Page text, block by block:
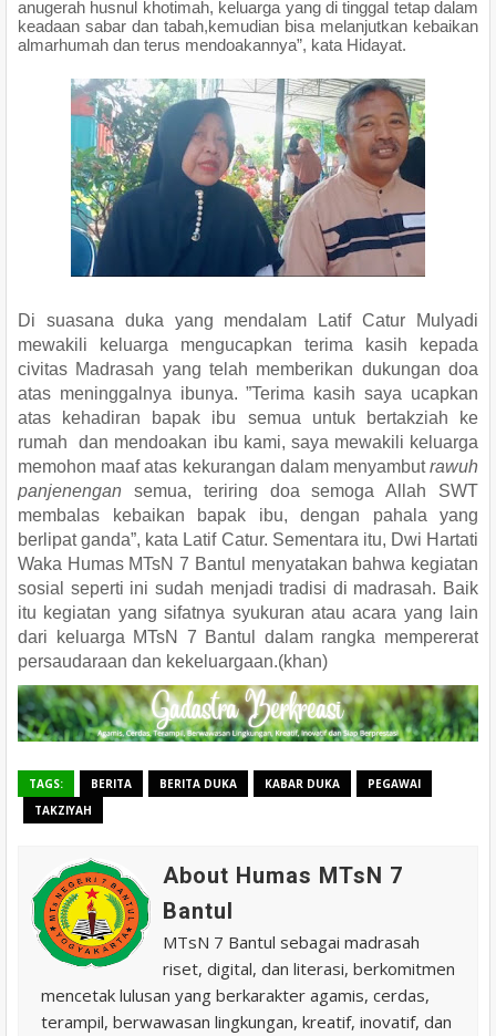
anugerah husnul khotimah, keluarga yang di tinggal tetap dalam
keadaan sabar dan tabah,kemudian bisa melanjutkan kebaikan
almarhumah dan terus mendoakannya”, kata Hidayat.
Di suasana duka yang mendalam Latif Catur Mulyadi
mewakili keluarga mengucapkan terima kasih kepada
civitas Madrasah yang telah memberikan dukungan doa
atas meninggalnya ibunya. ”Terima kasih saya ucapkan
atas kehadiran bapak ibu semua untuk bertakziah ke
rumah dan mendoakan ibu kami, saya mewakili keluarga
memohon maaf atas kekurangan dalam menyambutrawuh
panjenengan semua, teriring doa semoga Allah SWT
membalas kebaikan bapak ibu, dengan pahala yang
berlipat ganda”, kata Latif Catur. Sementara itu, Dwi Hartati
Waka Humas MTsN 7 Bantul menyatakan bahwa kegiatan
sosial seperti ini sudah menjadi tradisi di madrasah. Baik
itu kegiatan yang sifatnya syukuran atau acara yang lain
dari keluarga MTsN 7 Bantul dalam rangka mempererat
persaudaraan dan kekeluargaan.(khan)
TAGS: BERITA BERITA DUKA KABAR DUKA
PEGAWAI
TAKZIYAH
About Humas MTsN 7
Bantul
MTsN 7 Bantul sebagai madrasah
riset, digital, dan literasi, berkomitmen
mencetak lulusan yang berkarakter agamis, cerdas,
terampil, berwawasan lingkungan, kreatif, inovatif, dan